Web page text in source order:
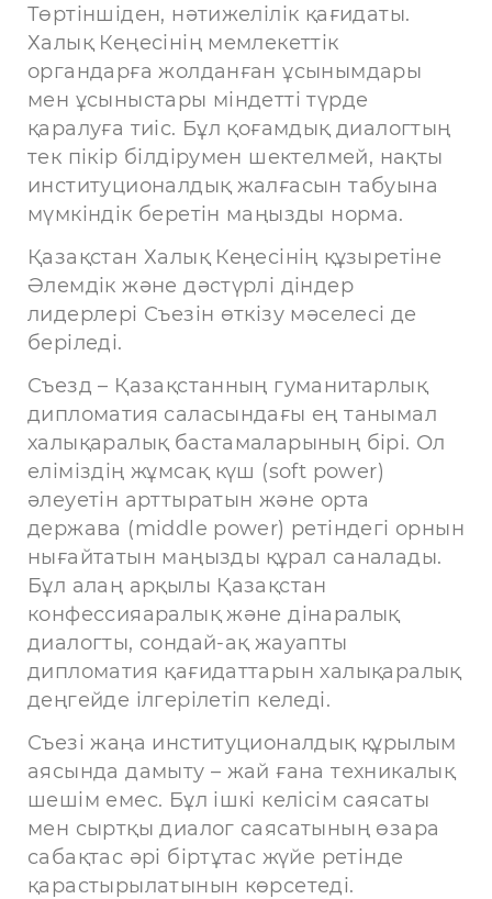
Төртіншіден, нәтижелілік қағидаты.
Халық Кеңесінің мемлекеттік
органдарға жолданған ұсынымдары
мен ұсыныстары міндетті түрде
қаралуға тиіс. Бұл қоғамдық диалогтың
тек пікір білдірумен шектелмей, нақты
институционалдық жалғасын табуына
мүмкіндік беретін маңызды норма.
Қазақстан Халық Кеңесінің құзыретіне
Әлемдік және дәстүрлі діндер
лидерлері Съезін өткізу мәселесі де
беріледі.
Съезд – Қазақстанның гуманитарлық
дипломатия саласындағы ең танымал
халықаралық бастамаларының бірі. Ол
еліміздің жұмсақ күш (soft power)
әлеуетін арттыратын және орта
держава (middle power) ретіндегі орнын
нығайтатын маңызды құрал саналады.
Бұл алаң арқылы Қазақстан
конфессияаралық және дінаралық
диалогты, сондай-ақ жауапты
дипломатия қағидаттарын халықаралық
деңгейде ілгерілетіп келеді.
Съезі жаңа институционалдық құрылым
аясында дамыту – жай ғана техникалық
шешім емес. Бұл ішкі келісім саясаты
мен сыртқы диалог саясатының өзара
сабақтас әрі біртұтас жүйе ретінде
қарастырылатынын көрсетеді.